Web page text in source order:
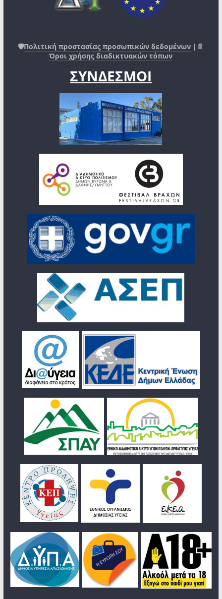
🛡️Πολιτική προστασίας προσωπικών δεδομένων |📄
Όροι χρήσης διαδικτυακών τόπων
ΣΥΝΔΕΣΜΟΙ